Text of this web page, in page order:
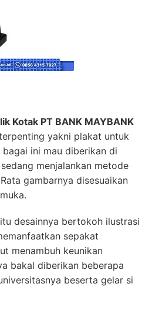
Kotak PT BANK MAYBANK
yakni plakat untuk
ini mau diberikan di
menjalankan metode
gambarnya disesuaikan
desainnya bertokoh ilustrasi
sepakat
menambuh keunikan
bakal diberikan beberapa
beserta gelar si